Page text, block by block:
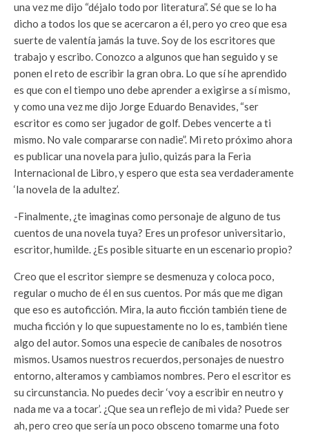
una vez me dijo “déjalo todo por literatura”. Sé que se lo ha
dicho a todos los que se acercaron a él, pero yo creo que esa
suerte de valentía jamás la tuve. Soy de los escritores que
trabajo y escribo. Conozco a algunos que han seguido y se
ponen el reto de escribir la gran obra. Lo que sí he aprendido
es que con el tiempo uno debe aprender a exigirse a sí mismo,
y como una vez me dijo Jorge Eduardo Benavides, “ser
escritor es como ser jugador de golf. Debes vencerte a ti
mismo. No vale compararse con nadie”. Mi reto próximo ahora
es publicar una novela para julio, quizás para la Feria
Internacional de Libro, y espero que esta sea verdaderamente
‘la novela de la adultez’.
-Finalmente, ¿te imaginas como personaje de alguno de tus
cuentos de una novela tuya? Eres un profesor universitario,
escritor, humilde. ¿Es posible situarte en un escenario propio?
Creo que el escritor siempre se desmenuza y coloca poco,
regular o mucho de él en sus cuentos. Por más que me digan
que eso es autoficción. Mira, la auto ficción también tiene de
mucha ficción y lo que supuestamente no lo es, también tiene
algo del autor. Somos una especie de caníbales de nosotros
mismos. Usamos nuestros recuerdos, personajes de nuestro
entorno, alteramos y cambiamos nombres. Pero el escritor es
su circunstancia. No puedes decir ‘voy a escribir en neutro y
nada me va a tocar’. ¿Que sea un reflejo de mi vida? Puede ser
ah, pero creo que sería un poco obsceno tomarme una foto